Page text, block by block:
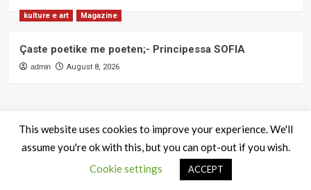
kulture e art Magazine
Çaste poetike me poeten;- Principessa SOFIA
admin August 8, 2026
QendraPRESS - Te drejtat e rezervuara|CoverNewsby AF
themes.
This website uses cookies to improve your experience. We'll
assume you're ok with this, but you can opt-out if you wish.
Cookie settings
ACCEPT